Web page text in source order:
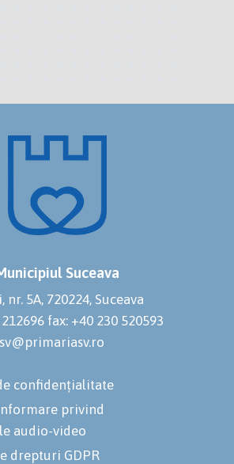
Suceava
nr. 5A, 720224, Suceava
fax: +40 230 520593
confidențialitate
privind
audio-video
drepturi GDPR